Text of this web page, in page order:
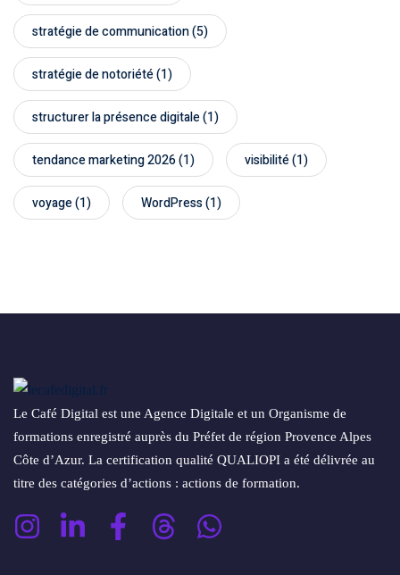
stratégie de communication(5)
stratégie de notoriété(1)
structurer la présence digitale(1)
tendance marketing 2026(1) visibilité(1)
voyage(1) WordPress(1)
Le Café Digital est une Agence Digitale et un Organisme de
formations enregistré auprès du Préfet de région Provence Alpes
Côte d’Azur. La certification qualité QUALIOPI a été délivrée au
titre des catégories d’actions : actions de formation.